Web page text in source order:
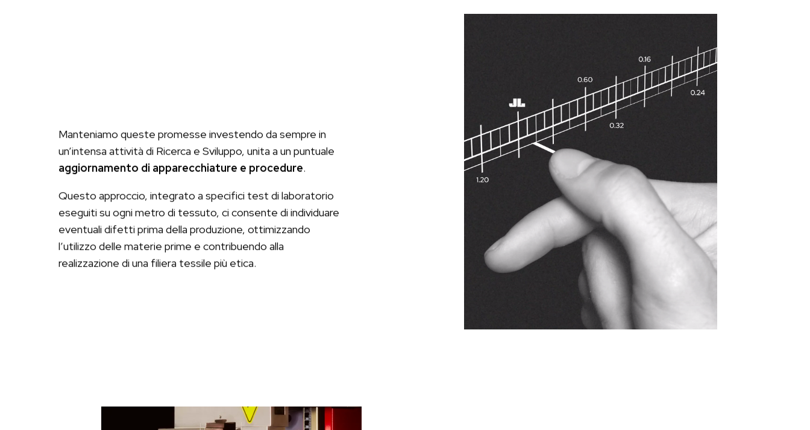
Manteniamo queste promesse investendo da sempre in
un’intensa attività di Ricerca e Sviluppo, unita a un puntuale
aggiornamento di apparecchiature e procedure.
Questo approccio, integrato a specifici test di laboratorio
eseguiti su ogni metro di tessuto, ci consente di individuare
eventuali difetti prima della produzione, ottimizzando
l’utilizzo delle materie prime e contribuendo alla
realizzazione di una filiera tessile più etica.